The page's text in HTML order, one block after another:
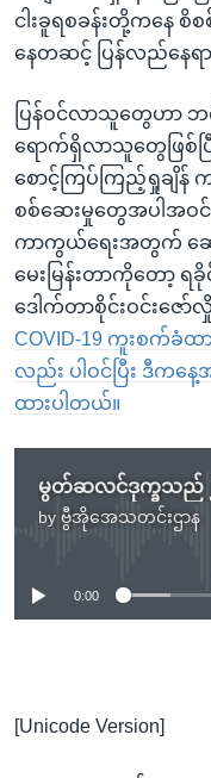
ငါးခူရစခန်းတို့ကနေ စိ
နေတဆင့် ပြန်လည်နေရာ
ပြန်ဝင်လာသူတွေဟာ ဘ
ရောက်ရှိလာသူတွေဖြစ်ပြီး
စောင့်ကြပ်ကြည့်ရှုချိန်
စစ်ဆေးမှုတွေအပါအဝင်
ကာကွယ်ရေးအတွက် ဆေ
မေးမြန်းတာကိုတော့ ရခို
ဒေါက်တာစိုင်းဝင်းဇေ
COVID-19 ကူးစက်ခံထ
လည်း ပါဝင်ပြီး ဒီက
ထားပါတယ်။
by ဗွီအိုအေသတင်းဌာန
No
0:00
[Unicode Version]